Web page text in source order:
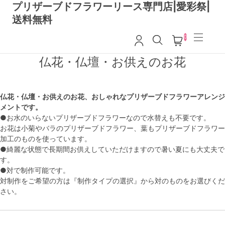
プリザーブドフラワーリース専門店|愛彩祭|
送料無料
0
仏花・仏壇・お供えのお花
仏花・仏壇・お供えのお花、おしゃれなプリザーブドフラワーアレンジ
メントです。
●お水のいらないプリザーブドフラワーなので水替えも不要です。
お花は小菊やバラのプリザーブドフラワー、葉もプリザーブドフラワー
加工のものを使っています。
●綺麗な状態で長期間お供えしていただけますので暑い夏にも大丈夫で
す。
●対で制作可能です。
対制作をご希望の方は『制作タイプの選択』から対のものをお選びくだ
さい。